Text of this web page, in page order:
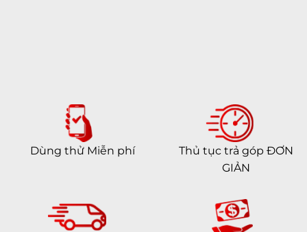
Dùng thử Miễn phí
Thủ tục trả góp ĐƠN
GIẢN